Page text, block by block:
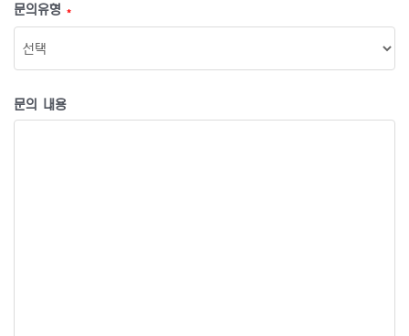
문의유형 *
문의 내용